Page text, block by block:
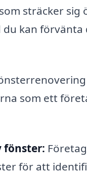
sträcker
du kan
som ett
fönster:
för att